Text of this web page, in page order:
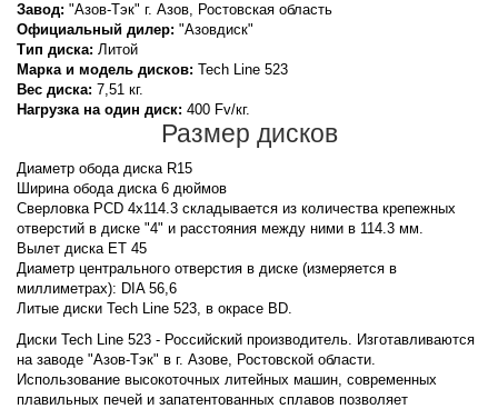
Завод: "Азов-Тэк" г. Азов, Ростовская область
Официальный дилер: "Азовдиск"
Тип диска: Литой
Марка и модель дисков: Tech Line 523
Вес диска: 7,51 кг.
Нагрузка на один диск: 400 Fv/кг.
Размер дисков
Диаметр обода диска R15
Ширина обода диска 6 дюймов
Сверловка PCD 4x114.3 складывается из количества крепежных
отверстий в диске "4" и расстояния между ними в 114.3 мм.
Вылет диска ET 45
Диаметр центрального отверстия в диске (измеряется в
миллиметрах): DIA 56,6
Литые диски Tech Line 523, в окрасе BD.
Диски Tech Line 523 - Российский производитель. Изготавливаются
на заводе "Азов-Тэк" в г. Азове, Ростовской области.
Использование высокоточных литейных машин, современных
плавильных печей и запатентованных сплавов позволяет